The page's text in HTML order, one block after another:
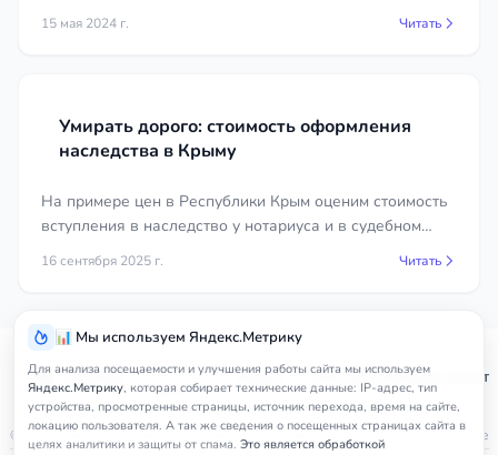
📊 Мы используем Яндекс.Метрику
Для анализа посещаемости и улучшения работы сайта мы используем
Яндекс.Метрику, которая собирает технические данные: IP-адрес, тип
устройства, просмотренные страницы, источник перехода, время на сайте,
локацию пользователя. А так же сведения о посещенных страницах сайта в
целях аналитики и защиты от спама. Это является обработкой
указания срока переосвидетельствования.
15 мая 2024 г. Читать
Умирать дорого: стоимость оформления
наследства в Крыму
На примере цен в Республики Крым оценим стоимость
вступления в наследство у нотариуса и в судебном
порядке.
16 сентября 2025 г. Читать
Главная
Услуги
юриста
Керчь Наследственный юрист
© 2026nedicom™. Права на товарный знак зарегистрированы в Роспатенте